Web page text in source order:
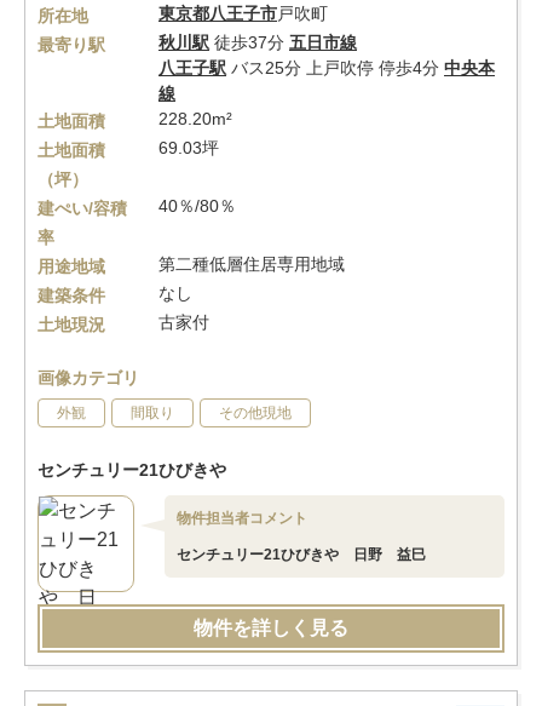
所在地 東京都八王子市戸吹町
最寄り駅
秋川駅 徒歩37分 五日市線
八王子駅 バス25分 上戸吹停 停歩4分 中央本
線
土地面積
228.20m²
土地面積
（坪）
69.03坪
建ぺい/容積
率
40％/80％
用途地域
第二種低層住居専用地域
建築条件
なし
土地現況
古家付
画像カテゴリ
外観 間取り その他現地
センチュリー21ひびきや
物件担当者コメント
センチュリー21ひびきや 日野 益巳
物件を詳しく見る